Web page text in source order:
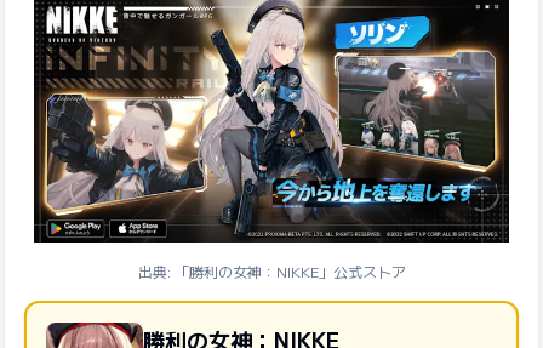
出典: 「勝利の女神：NIKKE」公式ストア
勝利の女神：NIKKE